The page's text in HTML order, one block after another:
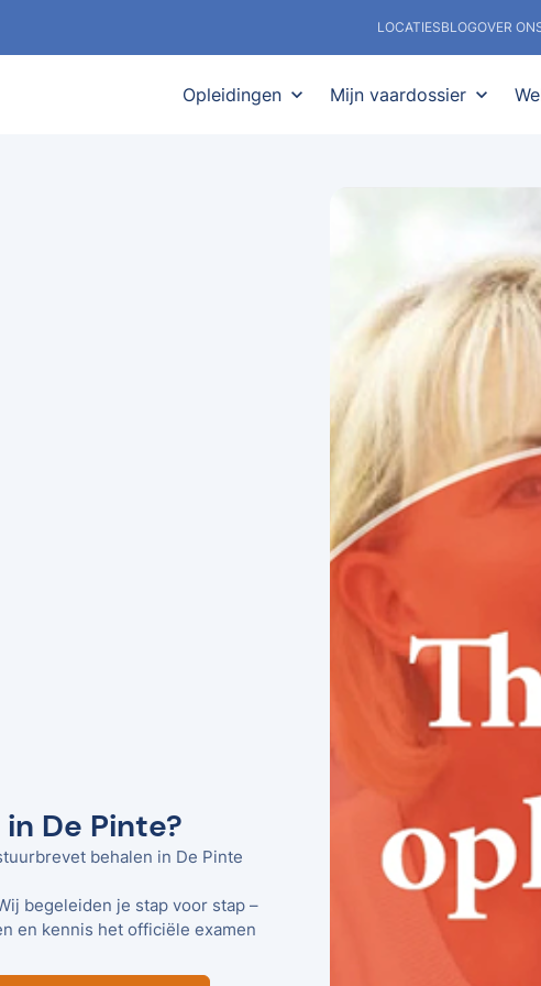
LOCATIESBLOGOVER
Opleidingen expand_more Mijn vaardossier expand_more
De Pinte?
behalen in De Pinte
begeleiden je stap voor stap –
en kennis het officiële examen